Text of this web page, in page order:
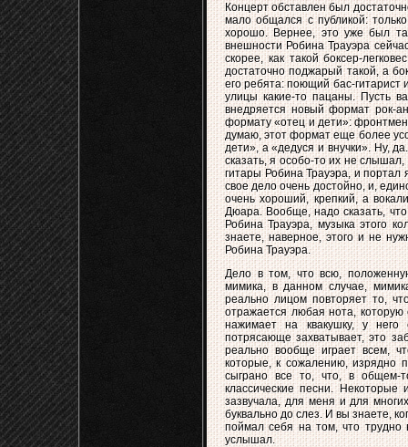
Концерт обставлен был
мало общался с публикой:
хорошо. Вернее, это уже был
внешности Робина Трауэра
скорее, как такой боксер-
достаточно поджарый такой, а
его ребята: поющий бас-гитарист
улицы какие-то пацаны. Пусть
внедряется новый формат рок-
формату «отец и дети»:
думаю, этот формат еще более
дети», а «дедуся и внучки». Ну,
сказать, я особо-то их не
гитары Робина Трауэра, и портал
свое дело очень достойно, и,
очень хороший, крепкий, а
Дюара. Вообще, надо сказать,
Робина Трауэра, музыка этого
знаете, наверное, этого и не
Робина Трауэра.
Дело в том, что всю,
мимика, в данном случае,
реально лицом повторяет то,
отражается любая нота, которую
нажимает на квакушку, у него
потрясающе захватывает, это
реально вообще играет всем,
которые, к сожалению, изрядно
сыграно все то, что, в общем-
классические песни.
зазвучала, для меня и для
буквально до слез. И вы знаете,
поймал себя на том, что трудно
услышал.